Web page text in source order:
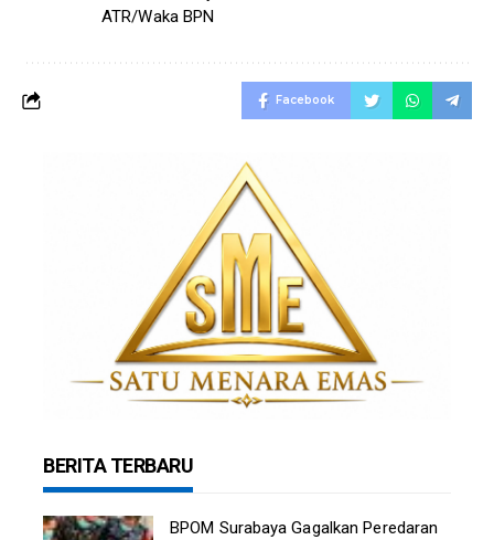
ATR/Waka BPN
Facebook
BERITA TERBARU
BPOM Surabaya Gagalkan Peredaran